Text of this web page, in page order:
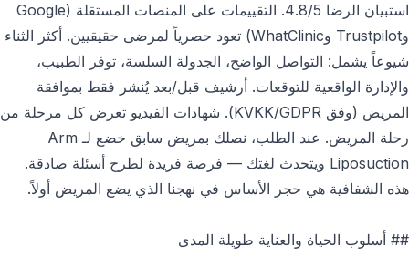
استبيان الرضا 4.8/5. التقييمات على المنصات المستقلة (Google
وTrustpilot وWhatClinic) تعود حصرياً لمرضى حقيقيين. أكثر الثناء
شيوعاً يشمل: التواصل الواضح، الجدولة السلسة، توفر الطبيب،
والإدارة الواقعية للتوقعات. أرشيف قبل/بعد يُنشر فقط بموافقة
المريض (وفق KVKK/GDPR). شهادات الفيديو تعرض كل مرحلة من
رحلة المريض. عند الطلب، نصلك بمريض سابق خضع لـ Arm
Liposuction ويتحدث لغتك — فرصة فريدة لطرح أسئلة صادقة.
هذه الشفافية هي حجر الأساس في نهجنا الذي يضع المريض أولاً.
## أسلوب الحياة والعناية طويلة المدى